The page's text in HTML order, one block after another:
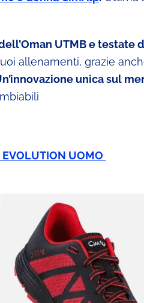
UTMB e testate
allenamenti, grazie
unica sul
UOMO